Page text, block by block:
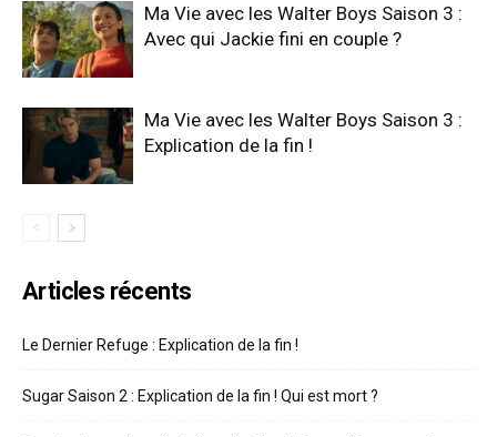
Ma Vie avec les Walter Boys Saison 3 :
Avec qui Jackie fini en couple ?
Ma Vie avec les Walter Boys Saison 3 :
Explication de la fin !
Articles récents
Le Dernier Refuge : Explication de la fin !
Sugar Saison 2 : Explication de la fin ! Qui est mort ?